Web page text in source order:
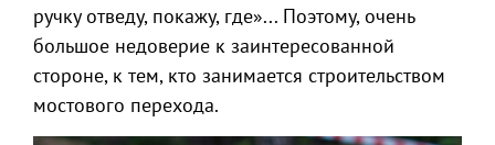
ручку отведу, покажу, где»... Поэтому, очень
большое недоверие к заинтересованной
стороне, к тем, кто занимается строительством
мостового перехода.